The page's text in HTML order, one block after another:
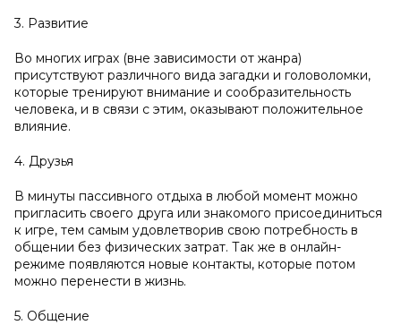
3. Развитие
Во многих играх (вне зависимости от жанра)
присутствуют различного вида загадки и головоломки,
которые тренируют внимание и сообразительность
человека, и в связи с этим, оказывают положительное
влияние.
4. Друзья
В минуты пассивного отдыха в любой момент можно
пригласить своего друга или знакомого присоединиться
к игре, тем самым удовлетворив свою потребность в
общении без физических затрат. Так же в онлайн-
режиме появляются новые контакты, которые потом
можно перенести в жизнь.
5. Общение